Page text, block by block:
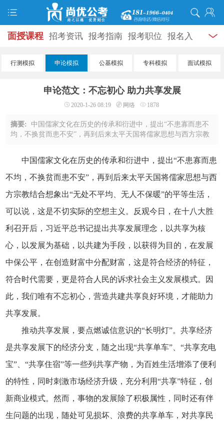
面授课程 招考资讯 报考指南 报考职位 报名入
口 打准考证 成绩查询 面试公告 录用公示 辅导
视频课堂 学员风采 名师团队 考试专题
服务信息
行测模拟 申论模拟 公基模拟 专科模拟 面试模拟
申论范文：不忘初心 助力共享发展
2020-1-26 08:19 网络 1878
摘要: 中国儒家文化在历史的传承和衍进中，提出“不患寡而患不
均，不换贫而患不安”，再到后来太平天国将儒家思想与西方宗教
不切实际的空想主义。反观今日， ...
中国儒家文化在历史的传承和衍进中，提出“不患寡而患
不均，不换贫而患不安”，再到后来太平天国将儒家思想与西
方宗教结合想象出“无处不平均、无人不保暖”的平等生活，
可以说，这是不切实际的空想主义。反观今日，在十八大胜
利召开后，习近平总书记提出共享发展理念，以共享为核
心，以发展为基础，以共建为手段，以获得为目的，在发展
中保公平，在创造财富中分配财富，这是符合经济的特征，
符合时代需要，更是符合人民的诉求社会主义发展模式。因
此，我们唯有不忘初心，营造共建共享良好环境，才能助力
共享发展。
推动共享发展，要点燃诚信意识的“长明灯”。共享经济
是共享发展下的经济分支，随之出现“共享单车”、“共享充电
宝”、“共享住宿”等一些列共享产物，为百姓生活增添了便利
的特性，同时刺激市场经济升级，充分利用“共享”特征，创
新商业模式。然而，事物的发展除了积极属性，同时还有伴
生问题的出现，随处可见损坏、浪费的共享单车，对共享民